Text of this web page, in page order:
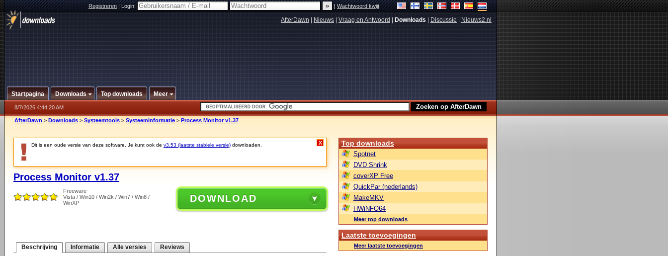
Registreren|Login: |Wachtwoord kwijt
AfterDawn Nieuws Vraag en Antwoord Downloads Discussie Nieuws2.nl
Startpagina Downloads Top downloads Meer
8/7/2026 4:44:20 AM
AfterDawn > Downloads > Systeemtools > Systeeminformatie > Process Monitor v1.37
Dit is een oude versie van deze software. Je kunt ook de v3.53 (laatste stabiele versie) downloaden. X
Process Monitor v1.37
Freeware
Vista / Win10 / Win2k / Win7 / Win8 /
WinXP
DOWNLOAD
Beschrijving Informatie Alle versies Reviews
Top downloads
Spotnet
DVD Shrink
coverXP Free
QuickPar (nederlands)
MakeMKV
HWiNFO64
Meer top downloads
Laatste toevoegingen
Meer laatste toevoegingen